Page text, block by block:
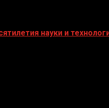
науки и